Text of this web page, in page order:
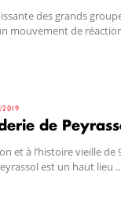
des grands
mouvement de
2019
de
et à l’histoire vieille de
est un haut lieu